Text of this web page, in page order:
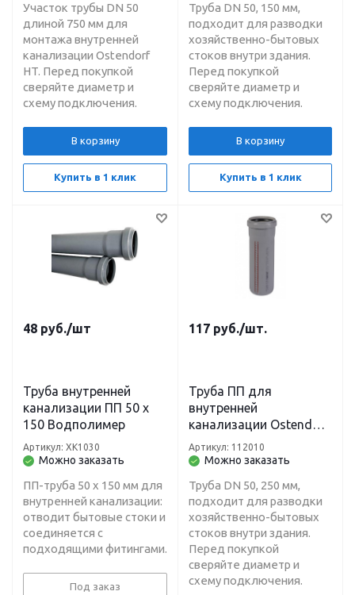
Участок трубы DN 50
длиной 750 мм для
монтажа внутренней
канализации Ostendorf
HT. Перед покупкой
сверяйте диаметр и
схему подключения.
В корзину
Купить в 1 клик
Труба DN 50, 150 мм,
подходит для разводки
хозяйственно-бытовых
стоков внутри здания.
Перед покупкой
сверяйте диаметр и
схему подключения.
В корзину
Купить в 1 клик
48 руб./шт
Труба внутренней
канализации ПП 50 х
150 Водполимер
Можно заказать
Артикул: ХК1030
ПП-труба 50 х 150 мм для
внутренней канализации:
отводит бытовые стоки и
соединяется с
подходящими фитингами.
Под заказ
117 руб./шт.
Труба ПП для
внутренней
канализации Ostendorf
HT DN 50 х 250 мм
Можно заказать
Артикул: 112010
Труба DN 50, 250 мм,
подходит для разводки
хозяйственно-бытовых
стоков внутри здания.
Перед покупкой
сверяйте диаметр и
схему подключения.